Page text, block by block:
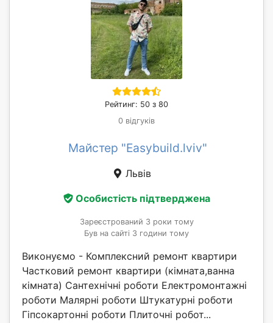
Рейтинг: 50 з 80
0 відгуків
Майстер "Easybuild.lviv"
Львів
Особистість підтверджена
Зареєстрований 3 роки тому
Був на сайті 3 години тому
Виконуємо - Комплексний ремонт квартири
Частковий ремонт квартири (кімната,ванна
кімната) Сантехнічні роботи Електромонтажні
роботи Малярні роботи Штукатурні роботи
Гіпсокартонні роботи Плиточні робот...